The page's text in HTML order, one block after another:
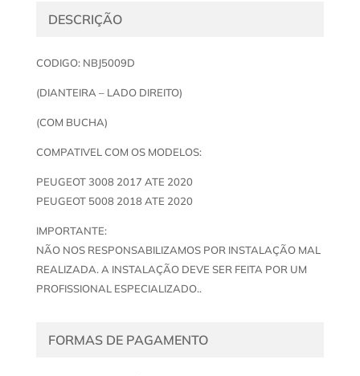
DESCRIÇÃO
CODIGO: NBJ5009D
(DIANTEIRA – LADO DIREITO)
(COM BUCHA)
COMPATIVEL COM OS MODELOS:
PEUGEOT 3008 2017 ATE 2020
PEUGEOT 5008 2018 ATE 2020
IMPORTANTE:
NÃO NOS RESPONSABILIZAMOS POR INSTALAÇÃO MAL
REALIZADA. A INSTALAÇÃO DEVE SER FEITA POR UM
PROFISSIONAL ESPECIALIZADO..
FORMAS DE PAGAMENTO